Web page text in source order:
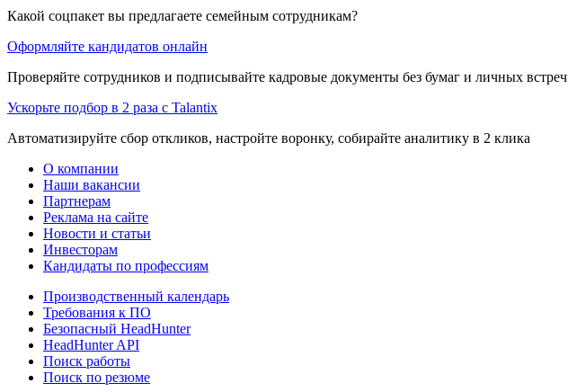
Какой соцпакет вы предлагаете семейным сотрудникам?
Оформляйте кандидатов онлайн
Проверяйте сотрудников и подписывайте кадровые документы без бумаг и личных встреч
Ускорьте подбор в 2 раза с Talantix
Автоматизируйте сбор откликов, настройте воронку, собирайте аналитику в 2 клика
О компании
Наши вакансии
Партнерам
Реклама на сайте
Новости и статьи
Инвесторам
Кандидаты по профессиям
Производственный календарь
Требования к ПО
Безопасный HeadHunter
HeadHunter API
Поиск работы
Поиск по резюме